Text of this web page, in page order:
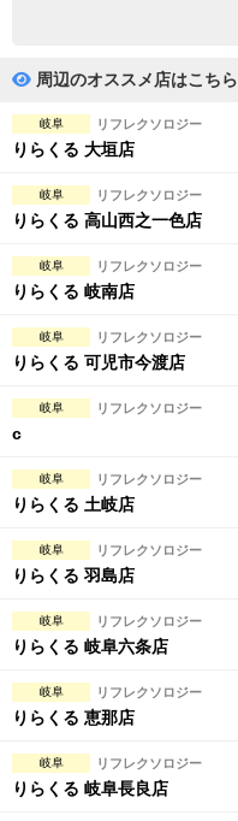
ペアルームあり
フットバスあり
日本人スタッフのみ
スタッフ指名可
周辺のオススメ店はこちら
岐阜 リフレクソロジー
りらくる 大垣店
岐阜 リフレクソロジー
りらくる 高山西之一色店
岐阜 リフレクソロジー
りらくる 岐南店
岐阜 リフレクソロジー
りらくる 可児市今渡店
岐阜 リフレクソロジー
c
岐阜 リフレクソロジー
りらくる 土岐店
岐阜 リフレクソロジー
りらくる 羽島店
岐阜 リフレクソロジー
りらくる 岐阜六条店
岐阜 リフレクソロジー
りらくる 恵那店
岐阜 リフレクソロジー
りらくる 岐阜長良店